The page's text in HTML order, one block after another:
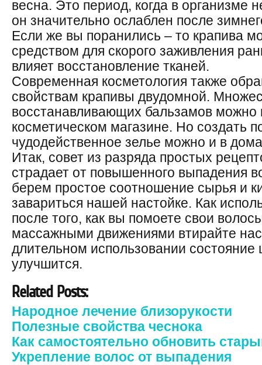
весна. Это период, когда в организме
он значительно ослаблен после
Если же вы поранились – то крапива
средством для скорого заживления
влияет восстановление тканей.
Современная косметология также
свойствам крапивы двудомной.
восстанавливающих бальзамов
косметическом магазине. Но создать
чудодейственное зелье можно и в
Итак, совет из разряда простых
страдает от повышенного выпадения
берем простое соотношение сырья и
завариться нашей настойке. Как
после того, как вы помоете свои
массажными движениями втирайте
длительном использовании
улучшится.
Related Posts:
Народное лечение близорукости
Полезные свойства чеснока
Как самостоятельно обновить
Укрепление волос от выпадения